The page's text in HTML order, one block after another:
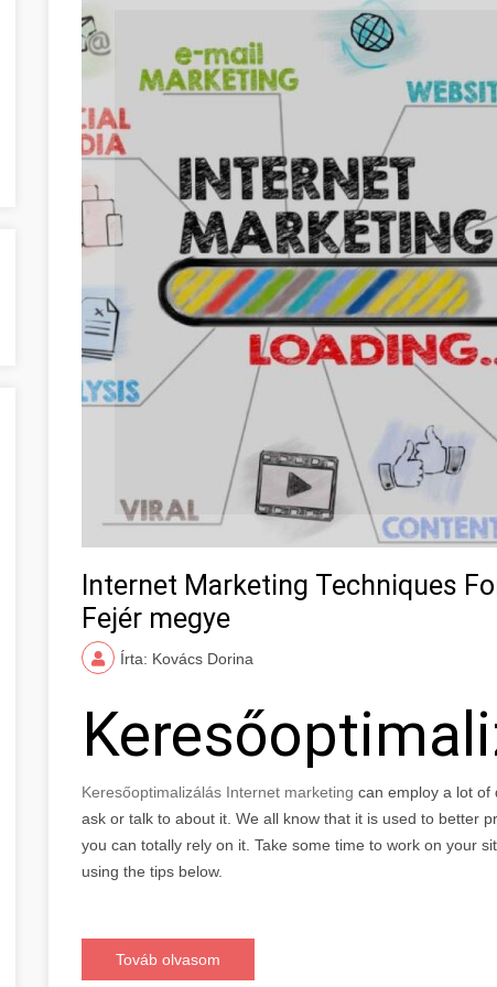
Internet Marketing Techniques
Fejér megye
Írta: Kovács Dorina
Keresőoptimalizálás Internet marketing can employ a lot of
ask or talk to about it. We all know that it is used to better
you can totally rely on it. Take some time to work on your
using the tips below.
Továb olvasom